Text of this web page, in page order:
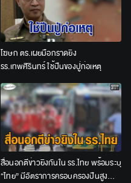
โฆษก ตร.เผยมือกราดยิง
รร.เทพศิรินทร์ ใช้ปืนของปู่ก่อเหตุ
สื่อนอกตีข่าวยิงกันใน รร.ไทย พร้อมระบุ
“ไทย” มีอัตราการครอบครองปืนสูง